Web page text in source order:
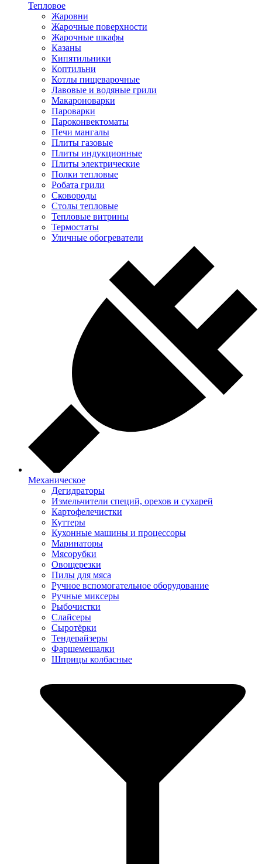
Тепловое
Жаровни
Жарочные поверхности
Жарочные шкафы
Казаны
Кипятильники
Коптильни
Котлы пищеварочные
Лавовые и водяные грили
Макароноварки
Пароварки
Пароконвектоматы
Печи мангалы
Плиты газовые
Плиты индукционные
Плиты электрические
Полки тепловые
Робата грили
Сковороды
Столы тепловые
Тепловые витрины
Термостаты
Уличные обогреватели
Механическое
Дегидраторы
Измельчители специй, орехов и сухарей
Картофелечистки
Куттеры
Кухонные машины и процессоры
Маринаторы
Мясорубки
Овощерезки
Пилы для мяса
Ручное вспомогательное оборудование
Ручные миксеры
Рыбочистки
Слайсеры
Сыротёрки
Тендерайзеры
Фаршемешалки
Шприцы колбасные